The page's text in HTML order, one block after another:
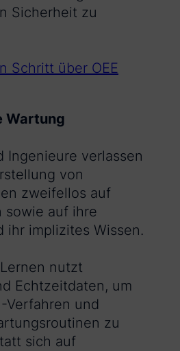
Sicherheit zu
Schritt über OEE
Wartung
Ingenieure verlassen
von
zweifellos auf
sowie auf ihre
ihr implizites Wissen.
nutzt
Echtzeitdaten, um
Verfahren und
zu
sich auf